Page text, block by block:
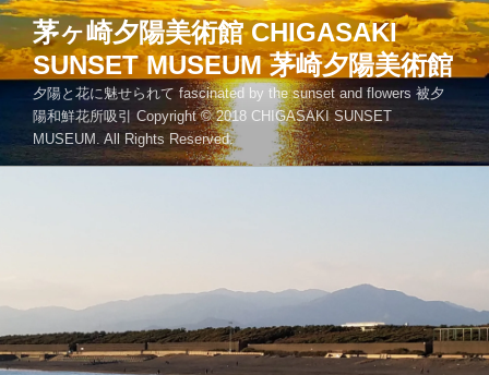
コ
テ
へ
ス
茅ヶ崎夕陽美術館 CHIGASAKI
SUNSET MUSEUM 茅崎夕陽美術館
夕陽と花に魅せられて fascinated by the sunset and flowers 被夕
陽和鮮花所吸引 Copyright © 2018 CHIGASAKI SUNSET
MUSEUM. All Rights Reserved.